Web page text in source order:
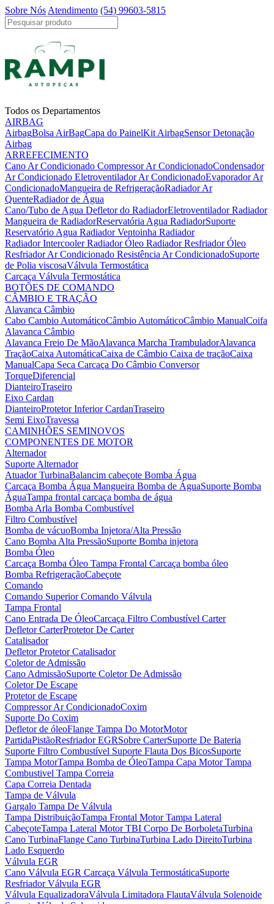
Sobre Nós Atendimento (54) 99603-5815
Todos os Departamentos
AIRBAG
AirbagBolsa AirBagCapa do PainelKit AirbagSensor Detonação
Airbag
ARREFECIMENTO
Cano Ar Condicionado Compressor Ar CondicionadoCondensador
Ar Condicionado Eletroventilador Ar CondicionadoEvaporador Ar
CondicionadoMangueira de RefrigeraçãoRadiador Ar
QuenteRadiador de Água
Cano/Tubo de Agua Defletor do RadiadorEletroventilador Radiador
Mangueira de RadiadorReservatória Agua RadiadorSuporte
Reservatório Agua RadiadorVentoinha Radiador
Radiador IntercoolerRadiador Óleo Radiador Resfriador Óleo
Resfriador Ar Condicionado Resistência Ar CondicionadoSuporte
de Polia viscosaVálvula Termostática
Carcaça Válvula Termostática
BOTÕES DE COMANDO
CÂMBIO E TRAÇÃO
Alavanca Câmbio
Cabo Cambio AutomáticoCâmbio AutomáticoCâmbio ManualCoifa
Alavanca Câmbio
Alavanca Freio De MãoAlavanca Marcha TrambuladorAlavanca
TraçãoCaixa AutomáticaCaixa de Câmbio Caixa de traçãoCaixa
ManualCapa Seca Carcaça Do Câmbio Conversor
TorqueDiferencial
DianteiroTraseiro
Eixo Cardan
DianteiroProtetor Inferior CardanTraseiro
Semi EixoTravessa
CAMINHÕES SEMINOVOS
COMPONENTES DE MOTOR
Alternador
Suporte Alternador
Atuador TurbinaBalancim cabeçote Bomba Água
Carcaça Bomba Água Mangueira Bomba de ÁguaSuporte Bomba
ÁguaTampa frontal carcaça bomba de água
Bomba Arla Bomba Combustível
Filtro Combustível
Bomba de vácuoBomba Injetora/Alta Pressão
Cano Bomba Alta PressãoSuporte Bomba injetora
Bomba Óleo
Carcaça Bomba Óleo Tampa Frontal Carcaça bomba óleo
Bomba RefrigeraçãoCabeçote
Comando
Comando SuperiorComando Válvula
Tampa Frontal
Cano Entrada De ÓleoCarcaça Filtro Combustível Carter
Defletor CarterProtetor De Carter
Catalisador
Defletor Protetor Catalisador
Coletor de Admissão
Cano AdmissãoSuporte Coletor De Admissão
Coletor De Escape
Protetor de Escape
Compressor Ar CondicionadoCoxim
Suporte Do Coxim
Defletor de óleoFlange Tampa Do MotorMotor
PartidaPistãoResfriador EGRSobre CarterSuporte De Bateria
Suporte Filtro Combustível Suporte Flauta Dos BicosSuporte
Tampa MotorTampa Bomba de ÓleoTampa Capa MotorTampa
Combustivel Tampa Correia
Capa Correia Dentada
Tampa de Válvula
Gargalo Tampa De Válvula
Tampa DistribuiçãoTampa Frontal MotorTampa Lateral
CabeçoteTampa Lateral MotorTBI Corpo De BorboletaTurbina
Cano TurbinaFlange Cano TurbinaTurbina Lado DireitoTurbina
Lado Esquerdo
Válvula EGR
Cano Válvula EGR Carcaça Válvula TermostáticaSuporte
Resfriador Válvula EGR
Válvula EqualizadoraVálvula Limitadora FlautaVálvula Solenoide